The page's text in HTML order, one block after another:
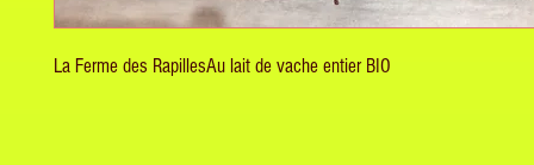
La Ferme des RapillesAu lait de vache entier BIO